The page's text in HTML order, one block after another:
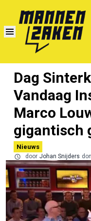
Dag
Vandaag
Marco
gigantisch
Nieuws
door Johan Snijders